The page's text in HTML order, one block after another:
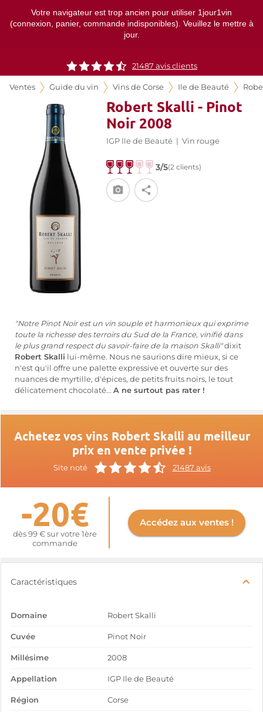
Votre navigateur est trop ancien pour utiliser 1jour1vin
(connexion, panier, commande indisponibles). Veuillez le mettre à
jour.
21487 avis clients
Ventes Guide du vin Vins de Corse Ile de Beauté
Robert Skalli - Pinot
Noir 2008
IGP Ile de Beauté | Vin rouge
3/5(2 clients)
"Notre Pinot Noir est un vin souple et harmonieux qui exprime
toute la richesse des terroirs du Sud de la France, vinifié dans
le plus grand respect du savoir-faire de la maison Skalli"dixit
Robert Skalli lui-même. Nous ne saurions dire mieux, si ce
n'est qu'il offre une palette expressive et ouverte sur des
nuances de myrtille, d'épices, de petits fruits noirs, le tout
délicatement chocolaté... A ne surtout pas rater !
Achetez vos vins Robert Skalli au meilleur
prix en vente privée !
Site noté 21487 avis
-20€
dès 99 € sur votre 1ère
commande
Accédez aux ventes !
Caractéristiques
Domaine Robert Skalli
Cuvée Pinot Noir
Millésime 2008
Appellation IGP Ile de Beauté
Région Corse